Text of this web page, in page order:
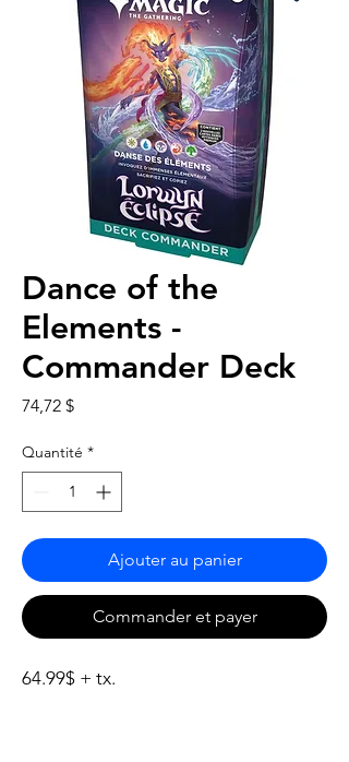
Dance of the
Elements -
Commander Deck
74,72 $Prix
Quantité *
Ajouter au panier
Commander et payer
64.99$ + tx.